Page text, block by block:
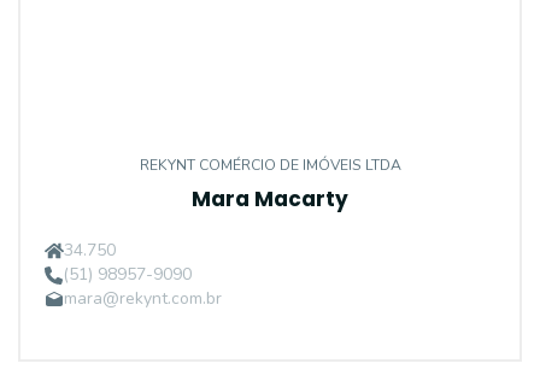
REKYNT COMÉRCIO DE IMÓVEIS LTDA
Mara Macarty
34.750
(51) 98957-9090
mara@rekynt.com.br